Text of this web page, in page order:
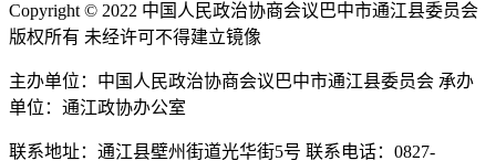
Copyright © 2022 中国人民政治协商会议巴中市通江县委员会
版权所有 未经许可不得建立镜像
主办单位：中国人民政治协商会议巴中市通江县委员会 承办
单位：通江政协办公室
联系地址：通江县壁州街道光华街5号 联系电话：0827-